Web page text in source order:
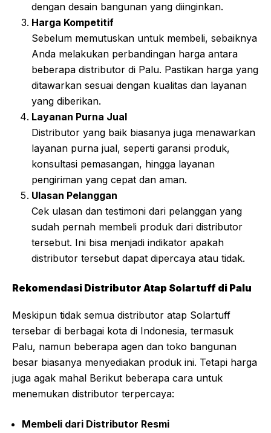
dengan desain bangunan yang diinginkan.
Harga Kompetitif
Sebelum memutuskan untuk membeli, sebaiknya
Anda melakukan perbandingan harga antara
beberapa distributor di Palu. Pastikan harga yang
ditawarkan sesuai dengan kualitas dan layanan
yang diberikan.
Layanan Purna Jual
Distributor yang baik biasanya juga menawarkan
layanan purna jual, seperti garansi produk,
konsultasi pemasangan, hingga layanan
pengiriman yang cepat dan aman.
Ulasan Pelanggan
Cek ulasan dan testimoni dari pelanggan yang
sudah pernah membeli produk dari distributor
tersebut. Ini bisa menjadi indikator apakah
distributor tersebut dapat dipercaya atau tidak.
Rekomendasi Distributor Atap Solartuff di Palu
Meskipun tidak semua distributor atap Solartuff
tersebar di berbagai kota di Indonesia, termasuk
Palu, namun beberapa agen dan toko bangunan
besar biasanya menyediakan produk ini. Tetapi harga
juga agak mahal Berikut beberapa cara untuk
menemukan distributor terpercaya:
Membeli dari Distributor Resmi